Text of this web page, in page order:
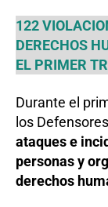
122
DERECHOS
EL PRIMER
Durante el
los
ataques e
personas y
derechos